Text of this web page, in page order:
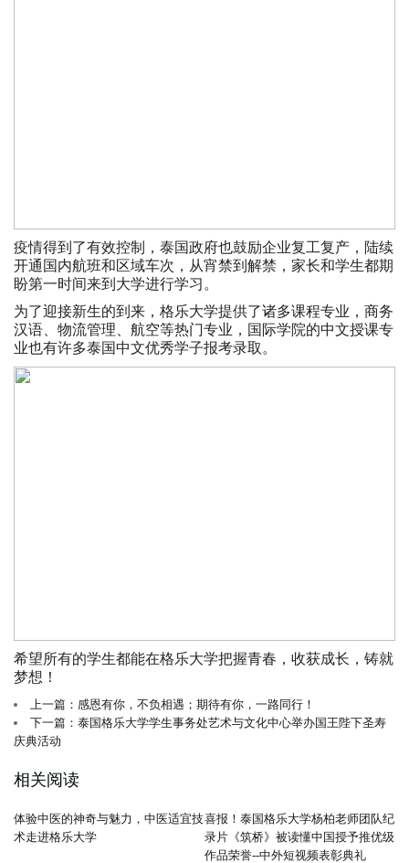
疫情得到了有效控制，泰国政府也鼓励企业复工复产，陆续
开通国内航班和区域车次，从宵禁到解禁，家长和学生都期
盼第一时间来到大学进行学习。
为了迎接新生的到来，格乐大学提供了诸多课程专业，商务
汉语、物流管理、航空等热门专业，国际学院的中文授课专
业也有许多泰国中文优秀学子报考录取。
希望所有的学生都能在格乐大学把握青春，收获成长，铸就
梦想！
上一篇：感恩有你，不负相遇；期待有你，一路同行！
下一篇：泰国格乐大学学生事务处艺术与文化中心举办国王陛下圣寿
庆典活动
相关阅读
体验中医的神奇与魅力，中医适宜技
术走进格乐大学
喜报！泰国格乐大学杨柏老师团队纪
录片《筑桥》被读懂中国授予推优级
作品荣誉--中外短视频表彰典礼